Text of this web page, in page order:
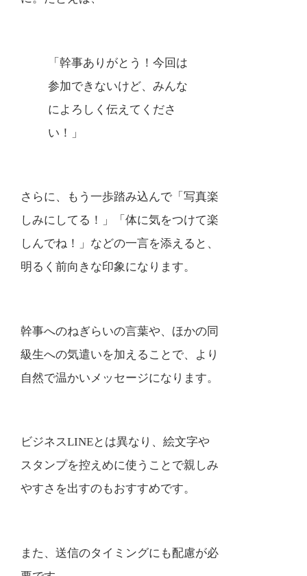
「幹事ありがとう！今回は
参加できないけど、みんな
によろしく伝えてくださ
い！」
さらに、もう一歩踏み込んで「写真楽
しみにしてる！」「体に気をつけて楽
しんでね！」などの一言を添えると、
明るく前向きな印象になります。
幹事へのねぎらいの言葉や、ほかの同
級生への気遣いを加えることで、より
自然で温かいメッセージになります。
ビジネスLINEとは異なり、絵文字や
スタンプを控えめに使うことで親しみ
やすさを出すのもおすすめです。
また、送信のタイミングにも配慮が必